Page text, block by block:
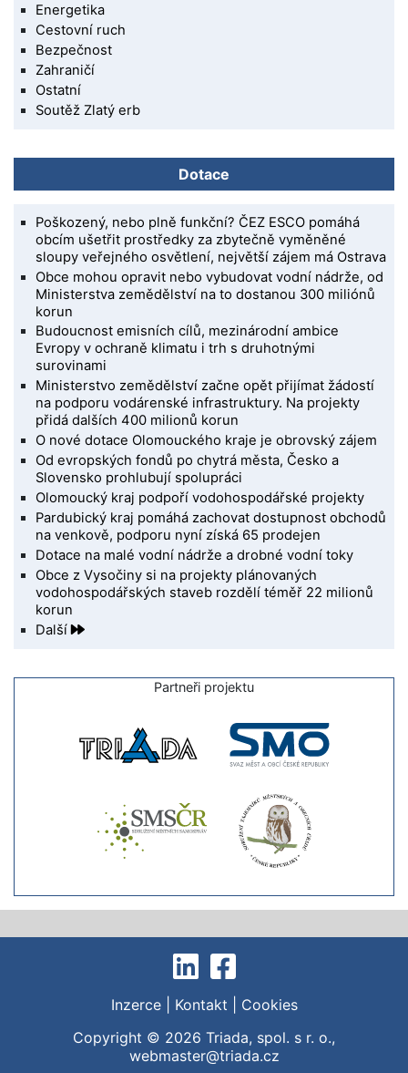
Energetika
Cestovní ruch
Bezpečnost
Zahraničí
Ostatní
Soutěž Zlatý erb
Dotace
Poškozený, nebo plně funkční? ČEZ ESCO pomáhá
obcím ušetřit prostředky za zbytečně vyměněné
sloupy veřejného osvětlení, největší zájem má Ostrava
Obce mohou opravit nebo vybudovat vodní nádrže, od
Ministerstva zemědělství na to dostanou 300 miliónů
korun
Budoucnost emisních cílů, mezinárodní ambice
Evropy v ochraně klimatu i trh s druhotnými
surovinami
Ministerstvo zemědělství začne opět přijímat žádostí
na podporu vodárenské infrastruktury. Na projekty
přidá dalších 400 milionů korun
O nové dotace Olomouckého kraje je obrovský zájem
Od evropských fondů po chytrá města, Česko a
Slovensko prohlubují spolupráci
Olomoucký kraj podpoří vodohospodářské projekty
Pardubický kraj pomáhá zachovat dostupnost obchodů
na venkově, podporu nyní získá 65 prodejen
Dotace na malé vodní nádrže a drobné vodní toky
Obce z Vysočiny si na projekty plánovaných
vodohospodářských staveb rozdělí téměř 22 milionů
korun
Další
Partneři projektu
Inzerce| Kontakt
Cookies
Copyright © 2026 Triada, spol. s r. o.,
webmaster@triada.cz